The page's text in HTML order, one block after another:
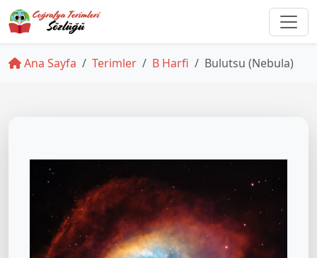
Ana Sayfa Terimler B Harfi Bulutsu (Nebula)